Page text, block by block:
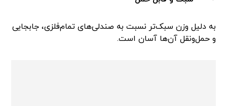
به دلیل وزن سبک‌تر نسبت به صندلی‌های تمام‌فلزی، جابجایی
و حمل‌ونقل آن‌ها آسان است.